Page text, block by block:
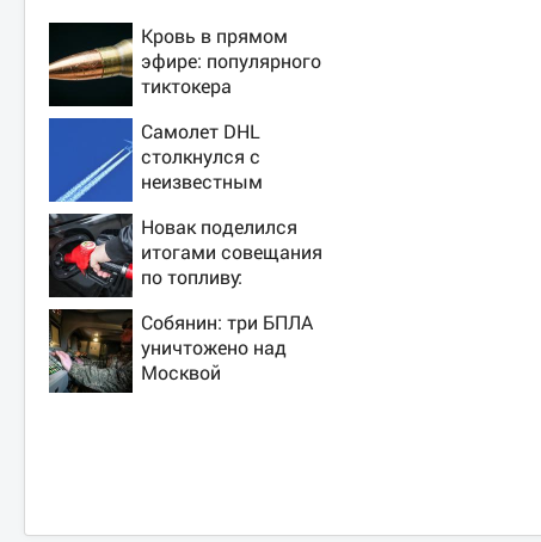
Кровь в прямом
эфире: популярного
тиктокера
ресторана
Самолет DHL
столкнулся с
неизвестным
Лейпцигом -
Новости на Вести.ru
Новак поделился
итогами совещания
по топливу:
о ситуации с
бензином
Собянин: три БПЛА
уничтожено над
Москвой